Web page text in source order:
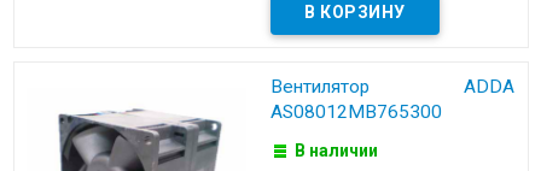
Вентилятор ADDA
AS08012MB765300
В наличии